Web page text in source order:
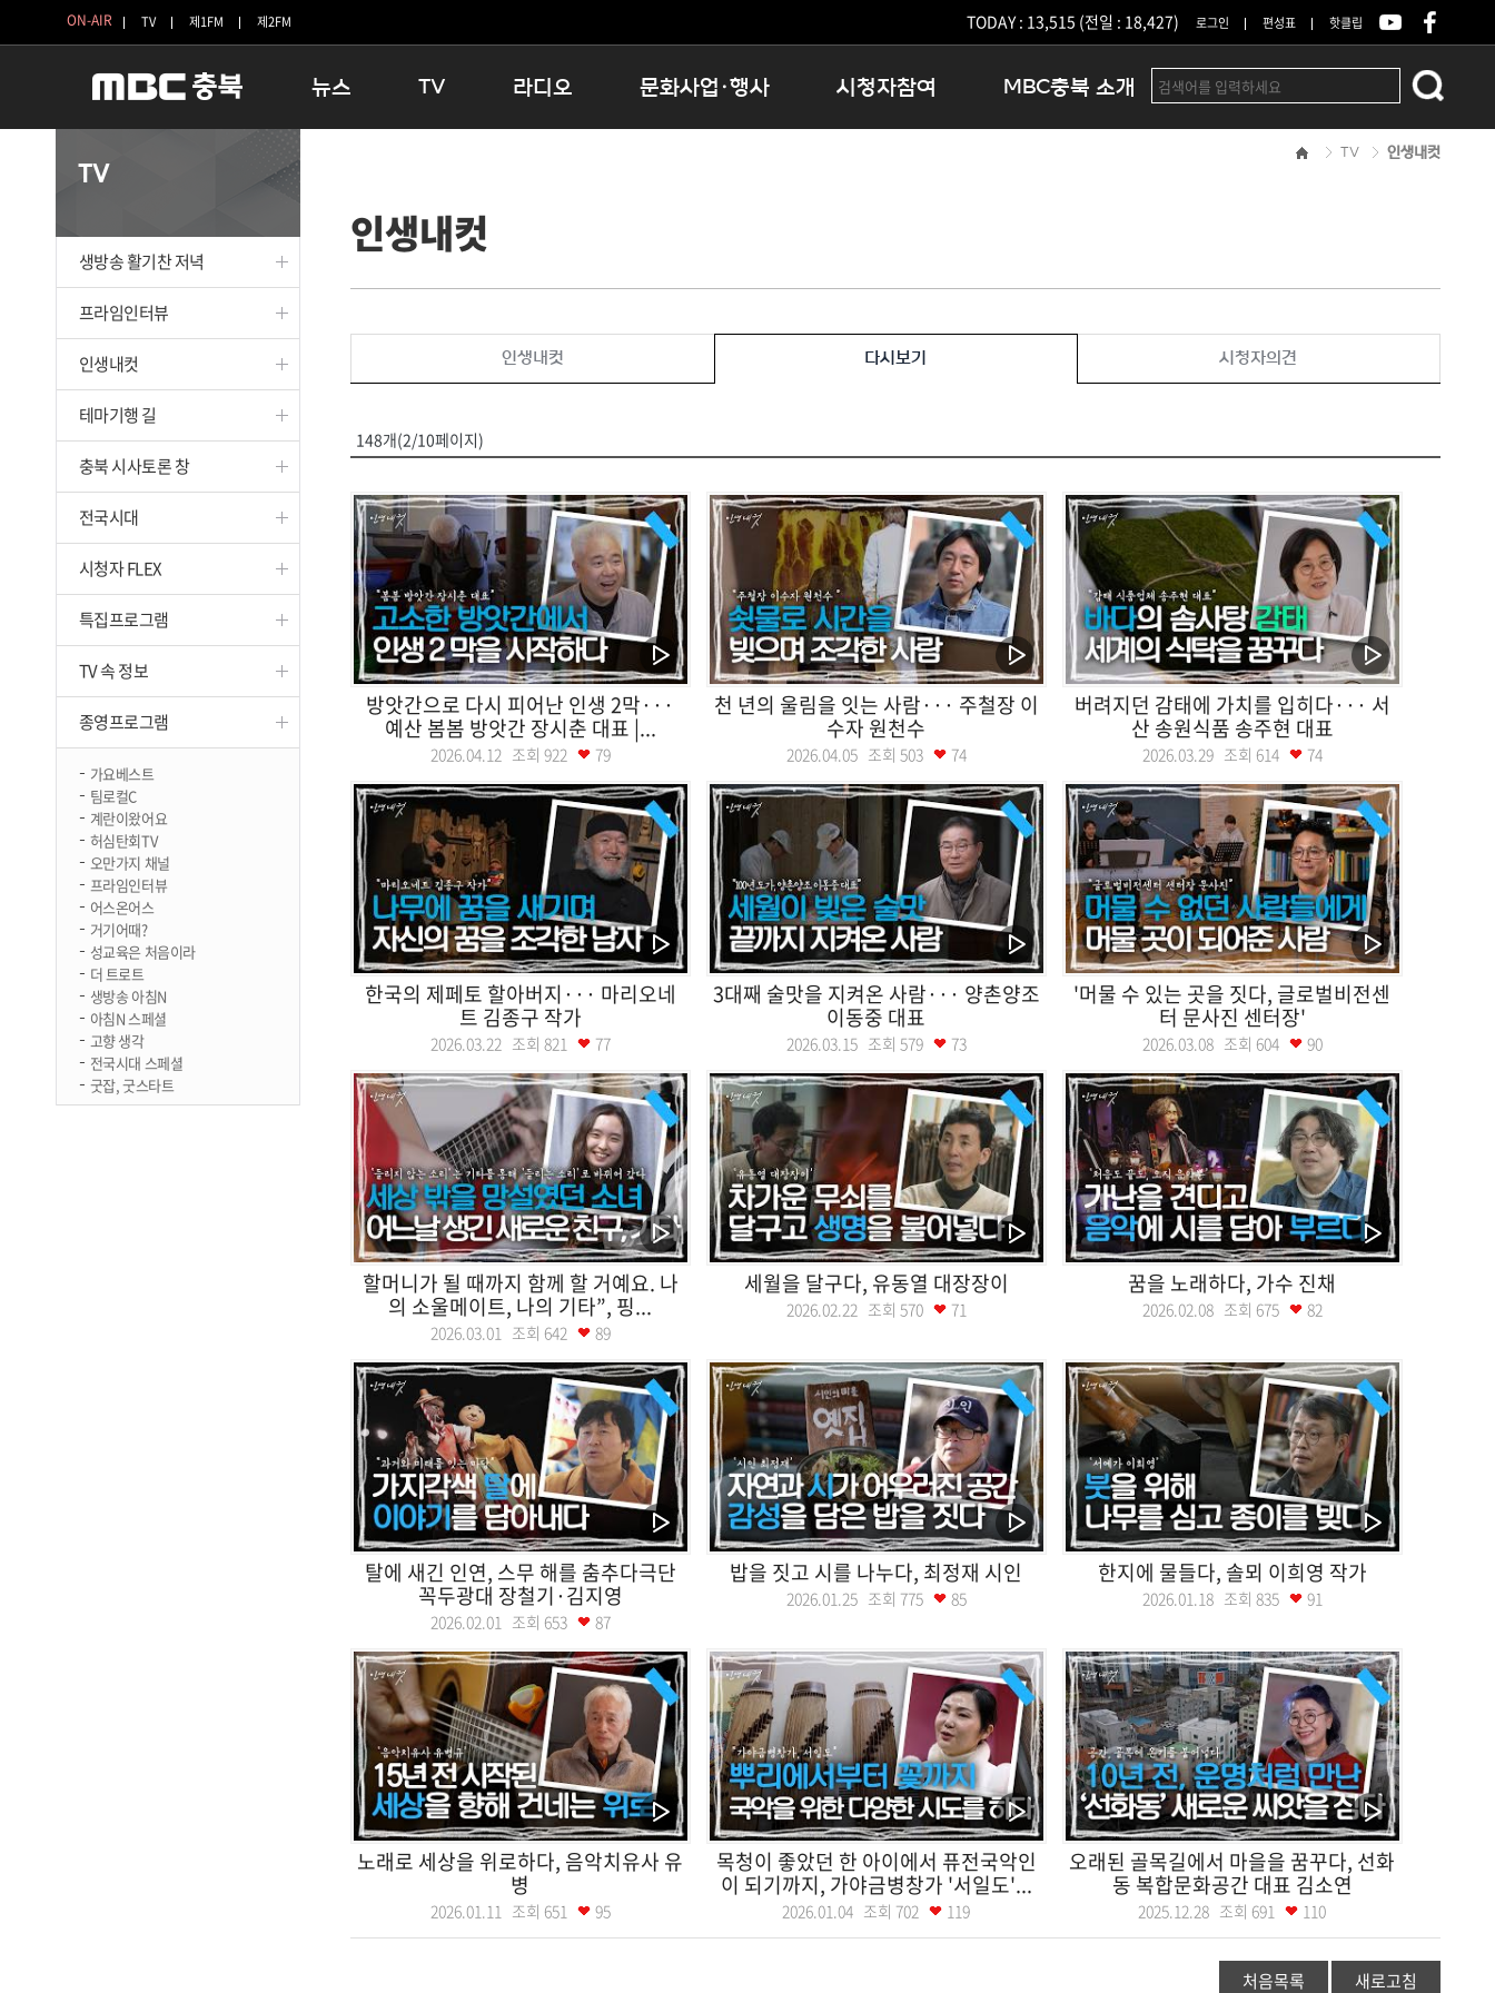
ON-AIR TV 제1FM 제2FM TODAY : 13,515 (전일 : 18,427) 로그인 편성표 핫클립
뉴스
보은
옥천
TV
인생내컷
테마기행 길
시청자 FLEX
라디오 문화사업·행사
충청북도 음식문화페스타
문화행사 아카이빙
시청자참여 MBC충북 소개
오시는길
TV
생방송 활기찬 저녁
프라임인터뷰
인생내컷
테마기행 길
충북 시사토론 창
전국시대
시청자 FLEX
특집프로그램
TV 속 정보
종영프로그램
가요베스트
팀로컬C
계란이왔어요
허심탄회TV
오만가지 채널
프라임인터뷰
어스온어스
거기어때?
성교육은 처음이라
더 트로트
생방송 아침N
아침N 스페셜
고향 생각
전국시대 스페셜
굿잡, 굿스타트
TV 인생내컷
인생내컷
인생내컷 다시보기 시청자의견
148개(2/10페이지)
방앗간으로 다시 피어난 인생 2막···
예산 봄봄 방앗간 장시춘 대표 |...
2026.04.12 조회 922 79
천 년의 울림을 잇는 사람··· 주철장 이
수자 원천수
2026.04.05 조회 503 74
버려지던 감태에 가치를 입히다··· 서
산 송원식품 송주현 대표
2026.03.29 조회 614 74
한국의 제페토 할아버지··· 마리오네
트 김종구 작가
2026.03.22 조회 821 77
3대째 술맛을 지켜온 사람··· 양촌양조
이동중 대표
2026.03.15 조회 579 73
'머물 수 있는 곳을 짓다, 글로벌비전센
터 문사진 센터장'
2026.03.08 조회 604 90
할머니가 될 때까지 함께 할 거예요. 나
의 소울메이트, 나의 기타”, 핑...
2026.03.01 조회 642 89
세월을 달구다, 유동열 대장장이
2026.02.22 조회 570 71
꿈을 노래하다, 가수 진채
2026.02.08 조회 675 82
탈에 새긴 인연, 스무 해를 춤추다극단
꼭두광대 장철기·김지영
2026.02.01 조회 653 87
밥을 짓고 시를 나누다, 최정재 시인
2026.01.25 조회 775 85
한지에 물들다, 솔뫼 이희영 작가
2026.01.18 조회 835 91
노래로 세상을 위로하다, 음악치유사 유
병
2026.01.11 조회 651 95
목청이 좋았던 한 아이에서 퓨전국악인
이 되기까지, 가야금병창가 '서일도'...
2026.01.04 조회 702 119
오래된 골목길에서 마을을 꿈꾸다, 선화
동 복합문화공간 대표 김소연
2025.12.28 조회 691 110
처음목록 새로고침